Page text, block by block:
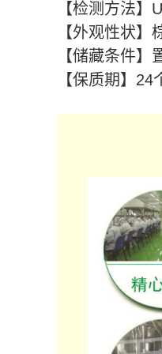
【检测方法】
【外观性状】
【储藏条件
【保质期】24